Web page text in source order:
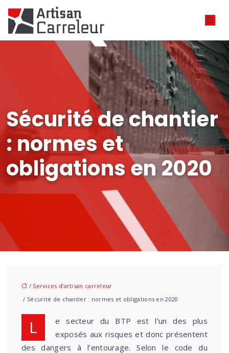
Sécurité de chantier
: normes et
obligations en 2020
/ Services d’artisan carreleur
/ Sécurité de chantier : normes et obligations en 2020
Le secteur du BTP est l’un des plus
exposés aux risques et donc présentent
des dangers à l’entourage. Selon le code du